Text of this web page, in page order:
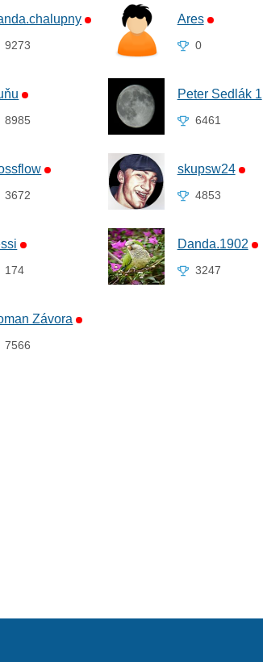
9273
Ares
0
8985
Peter Sedlák 1
6461
3672
skupsw24
4853
174
Danda.1902
3247
Závora
7566